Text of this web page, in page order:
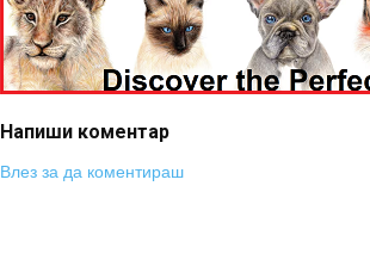
Напиши коментар
Влез за да коментираш